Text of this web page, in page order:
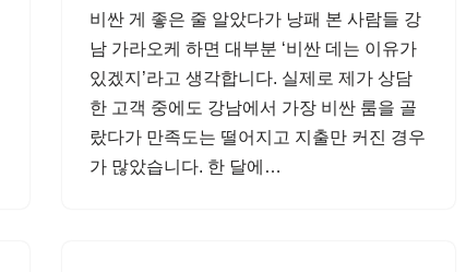
비싼 게 좋은 줄 알았다가 낭패 본 사람들 강
남 가라오케 하면 대부분 ‘비싼 데는 이유가
있겠지’라고 생각합니다. 실제로 제가 상담
한 고객 중에도 강남에서 가장 비싼 룸을 골
랐다가 만족도는 떨어지고 지출만 커진 경우
가 많았습니다. 한 달에…